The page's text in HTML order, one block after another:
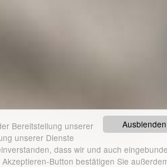
Ausblenden
Bereitstellung unserer
unserer Dienste
dass wir und auch
Button bestätigen Sie